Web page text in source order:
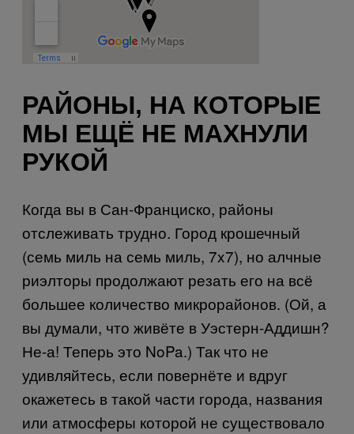
РАЙОНЫ, НА КОТОРЫЕ
МЫ ЕЩЁ НЕ МАХНУЛИ
РУКОЙ
Когда вы в Сан-Франциско, районы
отслеживать трудно. Город крошечный
(семь миль на семь миль, 7x7), но алчные
риэлторы продолжают резать его на всё
большее количество микрорайонов. (Ой, а
вы думали, что живёте в Уэстерн-Аддишн?
Не-а! Теперь это NoPa.) Так что не
удивляйтесь, если повернёте и вдруг
окажетесь в такой части города, названия
или атмосферы которой не существовало